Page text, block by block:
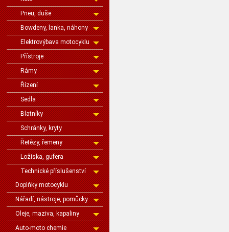
Pneu, duše
Bowdeny, lanka, náhony
Elektrovýbava motocyklu
Přístroje
Rámy
Řízení
Sedla
Blatníky
Schránky, kryty
Řetězy, řemeny
Ložiska, gufera
Technické příslušenství
Doplňky motocyklu
Nářadí, nástroje, pomůcky
Oleje, maziva, kapaliny
Auto-moto chemie